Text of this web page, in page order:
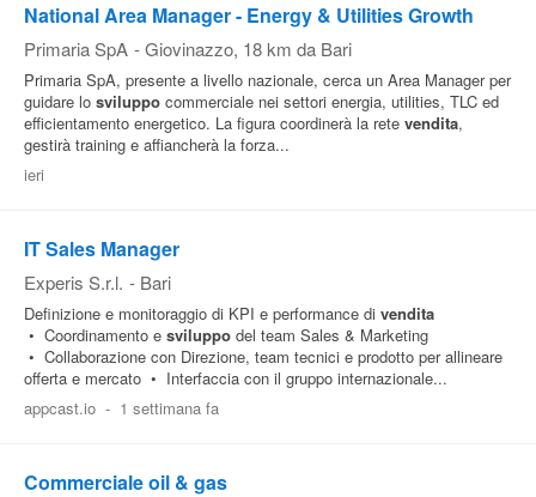
National Area Manager - Energy & Utilities Growth
Primaria SpA - Giovinazzo, 18 km da Bari
Primaria SpA, presente a livello nazionale, cerca un Area Manager per
guidare lo sviluppo commerciale nei settori energia, utilities, TLC ed
efficientamento energetico. La figura coordinerà la rete vendita,
gestirà training e affiancherà la forza...
ieri
IT Sales Manager
Experis S.r.l. - Bari
Definizione e monitoraggio di KPI e performance di vendita
• Coordinamento e sviluppo del team Sales & Marketing
• Collaborazione con Direzione, team tecnici e prodotto per allineare
offerta e mercato • Interfaccia con il gruppo internazionale...
appcast.io - 1 settimana fa
Commerciale oil & gas